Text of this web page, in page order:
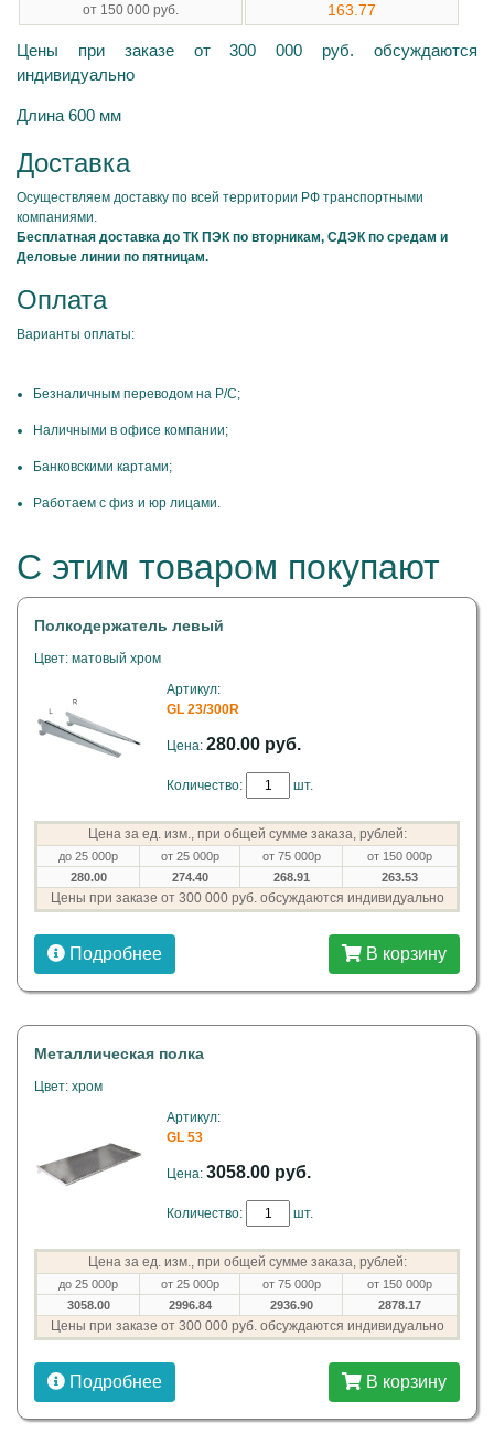
от 150 000 руб. 163.77
Цены при заказе от 300 000 руб. обсуждаются
индивидуально
Длина 600 мм
Доставка
Осуществляем доставку по всей территории РФ транспортными
компаниями.
Бесплатная доставка до ТК ПЭК по вторникам, СДЭК по средам и
Деловые линии по пятницам.
Оплата
Варианты оплаты:
Безналичным переводом на Р/С;
Наличными в офисе компании;
Банковскими картами;
Работаем с физ и юр лицами.
С этим товаром покупают
Полкодержатель левый
Цвет: матовый хром
Артикул:
GL 23/300R
Цена: 280.00 руб.
Количество: шт.
Цена за ед. изм., при общей сумме заказа, рублей:
до 25 000р от 25 000р от 75 000р
от 150 000р
280.00
274.40 268.91 263.53
Цены при заказе от 300 000 руб. обсуждаются индивидуально
Подробнее В корзину
Металлическая полка
Цвет: хром
Артикул:
GL 53
Цена: 3058.00 руб.
Количество: шт.
Цена за ед. изм., при общей сумме заказа, рублей:
до 25 000р от 25 000р от 75 000р
от 150 000р
3058.00
2996.84 2936.90 2878.17
Цены при заказе от 300 000 руб. обсуждаются индивидуально
Подробнее В корзину